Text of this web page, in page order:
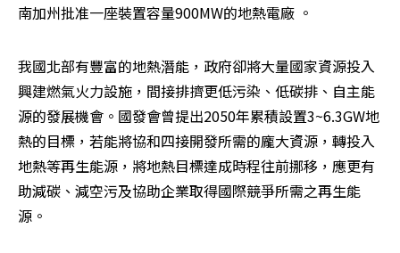
南加州批准一座裝置容量900MW的地熱電廠 。
我國北部有豐富的地熱潛能，政府卻將大量國家資源投入
興建燃氣火力設施，間接排擠更低污染、低碳排、自主能
源的發展機會。國發會曾提出2050年累積設置3~6.3GW地
熱的目標，若能將協和四接開發所需的龐大資源，轉投入
地熱等再生能源，將地熱目標達成時程往前挪移，應更有
助減碳、減空污及協助企業取得國際競爭所需之再生能
源。